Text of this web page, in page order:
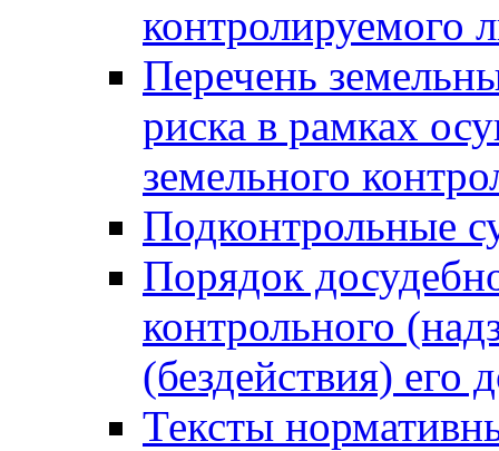
контролируемого
Перечень
риска в рамках
земельного
Подконтрольные
Порядок
контрольного
(бездействия)
Тексты